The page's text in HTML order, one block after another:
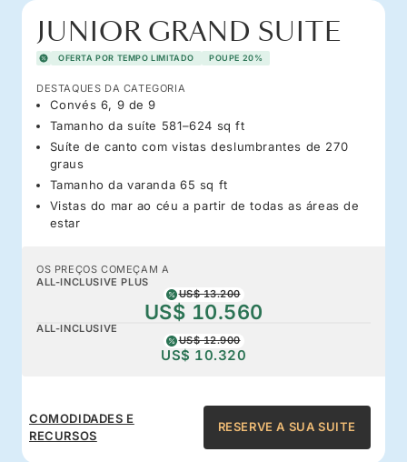
JUNIOR GRAND SUITE
OFERTA POR TEMPO LIMITADO POUPE 20%
DESTAQUES DA CATEGORIA
Convés 6, 9 de 9
Tamanho da suíte 581–624 sq ft
Suíte de canto com vistas deslumbrantes de 270
graus
Tamanho da varanda 65 sq ft
Vistas do mar ao céu a partir de todas as áreas de
estar
OS PREÇOS COMEÇAM A
ALL-INCLUSIVE PLUS
US$ 13.200
US$ 10.560
ALL-INCLUSIVE
US$ 12.900
US$ 10.320
COMODIDADES E
RECURSOS
RESERVE A SUA SUITE